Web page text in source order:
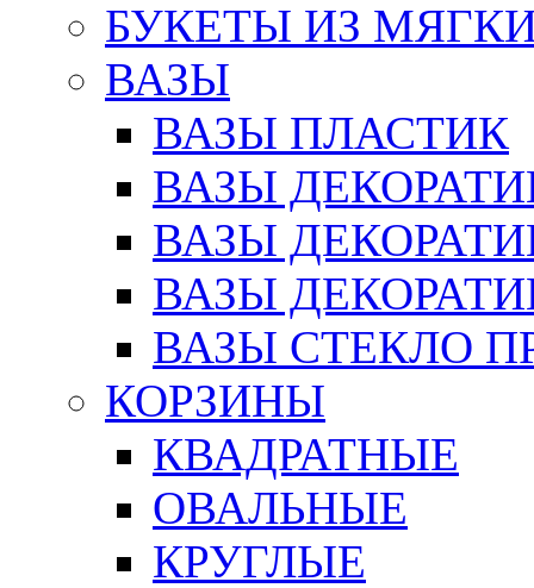
БУКЕТЫ ИЗ
ВАЗЫ
ВАЗЫ ПЛАСТИК
ВАЗЫ
ВАЗЫ
ВАЗЫ
ВАЗЫ СТЕКЛО
КОРЗИНЫ
КВАДРАТНЫЕ
ОВАЛЬНЫЕ
КРУГЛЫЕ